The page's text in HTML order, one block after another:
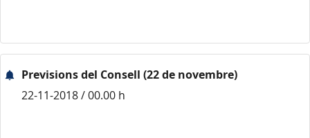
Previsions del Consell (22 de novembre)
22-11-2018 / 00.00 h